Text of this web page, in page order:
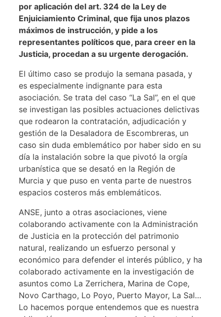
por aplicación del art. 324 de la Ley de
Enjuiciamiento Criminal, que fija unos plazos
máximos de instrucción, y pide a los
representantes políticos que, para creer en la
Justicia, procedan a su urgente derogación.
El último caso se produjo la semana pasada, y
es especialmente indignante para esta
asociación. Se trata del caso “La Sal”, en el que
se investigan las posibles actuaciones delictivas
que rodearon la contratación, adjudicación y
gestión de la Desaladora de Escombreras, un
caso sin duda emblemático por haber sido en su
día la instalación sobre la que pivotó la orgía
urbanística que se desató en la Región de
Murcia y que puso en venta parte de nuestros
espacios costeros más emblemáticos.
ANSE, junto a otras asociaciones, viene
colaborando activamente con la Administración
de Justicia en la protección del patrimonio
natural, realizando un esfuerzo personal y
económico para defender el interés público, y ha
colaborado activamente en la investigación de
asuntos como La Zerrichera, Marina de Cope,
Novo Carthago, Lo Poyo, Puerto Mayor, La Sal…
Lo hacemos porque entendemos que es nuestra